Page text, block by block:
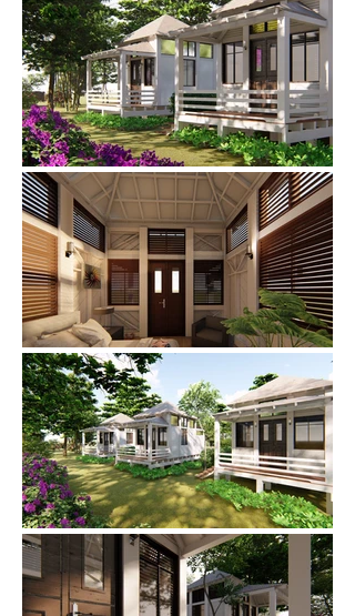
🌟 Welcome to our
help center!
Tell us, how can we solve your issue?
Catherine
Tap to chat